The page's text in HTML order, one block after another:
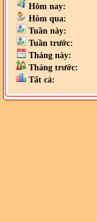
Hôm nay:
Hôm qua:
Tuần này:
Tuần trước:
Tháng này:
Tháng trước:
Tất cả: